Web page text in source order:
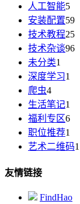
人工智能5
安装配置59
技术教程25
技术杂谈96
未分类1
深度学习1
爬虫4
生活笔记1
福利专区6
职位推荐1
艺术二维码1
友情链接
FindHao